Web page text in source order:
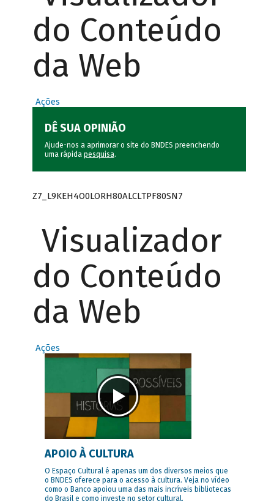
do Conteúdo
da Web
Ações
DÊ SUA OPINIÃO
Ajude-nos a aprimorar o site do BNDES preenchendo
uma rápida pesquisa.
Z7_L9KEH4O0LORH80ALCLTPF80SN7
Visualizador
do Conteúdo
da Web
Ações
APOIO À CULTURA
O Espaço Cultural é apenas um dos diversos meios que
o BNDES oferece para o acesso à cultura. Veja no vídeo
como o Banco apoiou uma das mais incríveis bibliotecas
do Brasil e como investe no setor cultural.